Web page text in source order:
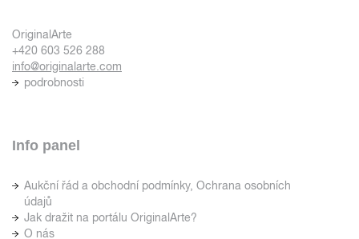
OriginalArte
+420 603 526 288
info@originalarte.com
podrobnosti
Info panel
Aukční řád a obchodní podmínky, Ochrana osobních
údajů
Jak dražit na portálu OriginalArte?
O nás